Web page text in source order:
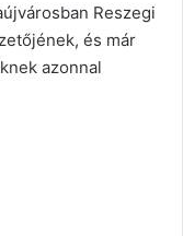
Reszegi
és már
azonnal